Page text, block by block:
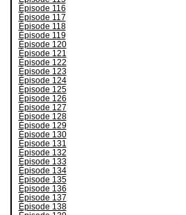
Épisode 116
Épisode 117
Épisode 118
Épisode 119
Épisode 120
Épisode 121
Épisode 122
Épisode 123
Épisode 124
Épisode 125
Épisode 126
Épisode 127
Épisode 128
Épisode 129
Épisode 130
Épisode 131
Épisode 132
Épisode 133
Épisode 134
Épisode 135
Épisode 136
Épisode 137
Épisode 138